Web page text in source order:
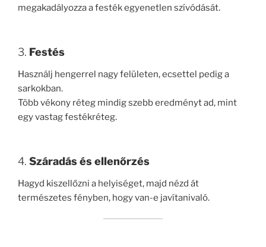
megakadályozza a festék egyenetlen szívódását.
3. Festés
Használj hengerrel nagy felületen, ecsettel pedig a
sarkokban.
Több vékony réteg mindig szebb eredményt ad, mint
egy vastag festékréteg.
4. Száradás és ellenőrzés
Hagyd kiszellőzni a helyiséget, majd nézd át
természetes fényben, hogy van-e javítanivaló.